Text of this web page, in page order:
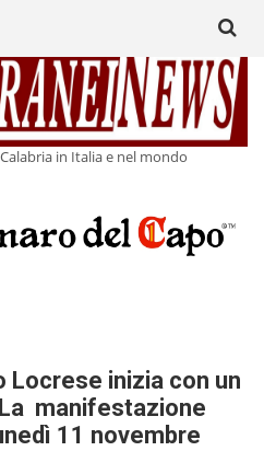
in Italia e nel mondo
for:
Locrese inizia con un
manifestazione
11 novembre